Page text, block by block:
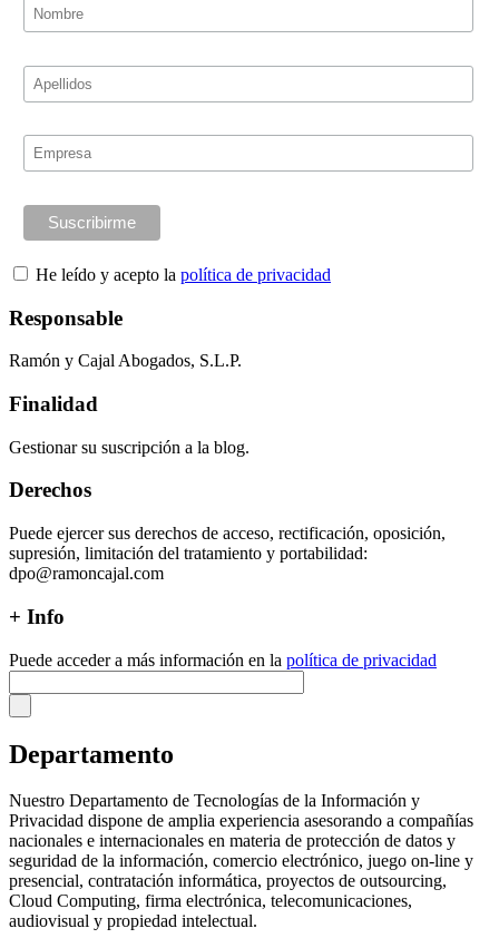
He leído y acepto la política de privacidad
Responsable
Ramón y Cajal Abogados, S.L.P.
Finalidad
Gestionar su suscripción a la blog.
Derechos
Puede ejercer sus derechos de acceso, rectificación, oposición,
supresión, limitación del tratamiento y portabilidad:
dpo@ramoncajal.com
+ Info
Puede acceder a más información en la política de privacidad
Departamento
Nuestro Departamento de Tecnologías de la Información y
Privacidad dispone de amplia experiencia asesorando a compañías
nacionales e internacionales en materia de protección de datos y
seguridad de la información, comercio electrónico, juego on-line y
presencial, contratación informática, proyectos de outsourcing,
Cloud Computing, firma electrónica, telecomunicaciones,
audiovisual y propiedad intelectual.